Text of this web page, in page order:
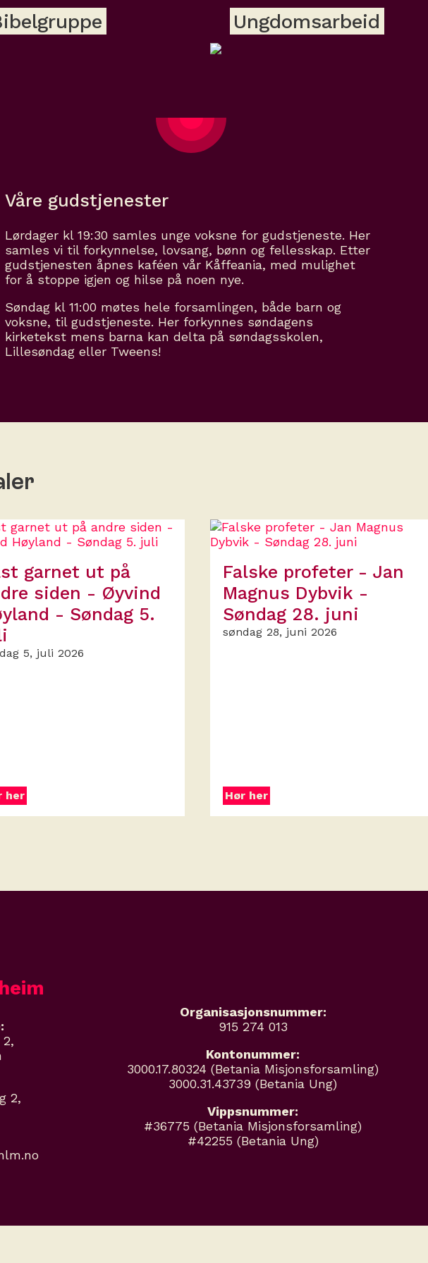
Ungdomsarbeid
Våre gudstjenester
Lørdager kl 19:30 samles unge voksne for gudstjeneste. Her
samles vi til forkynnelse, lovsang, bønn og fellesskap. Etter
gudstjenesten åpnes kaféen vår Kåffeania, med mulighet
for å stoppe igjen og hilse på noen nye.
Søndag kl 11:00 møtes hele forsamlingen, både barn og
voksne, til gudstjeneste. Her forkynnes søndagens
kirketekst mens barna kan delta på søndagsskolen,
Lillesøndag eller Tweens!
garnet ut på
siden - Øyvind
- Søndag 5.
5, juli 2026
her
Falske profeter - Jan
Magnus Dybvik -
Søndag 28. juni
søndag 28, juni 2026
Hør her
2,
Organisasjonsnummer:
915 274 013
Kontonummer:
3000.17.80324 (Betania Misjonsforsamling)
3000.31.43739 (Betania Ung)
Vippsnummer:
#36775 (Betania Misjonsforsamling)
#42255 (Betania Ung)